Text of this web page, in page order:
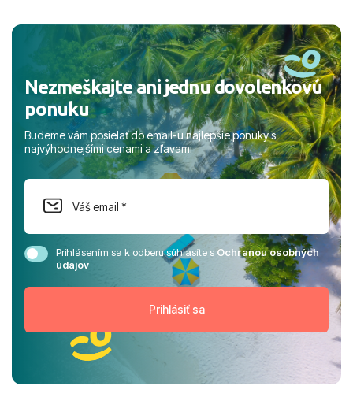
Nezmeškajte ani jednu dovolenkovú
ponuku
Budeme vám posielať do email-u najlepšie ponuky s
najvýhodnejšími cenami a zľavami
Prihlásením sa k odberu súhlasíte sOchranou osobných
údajov